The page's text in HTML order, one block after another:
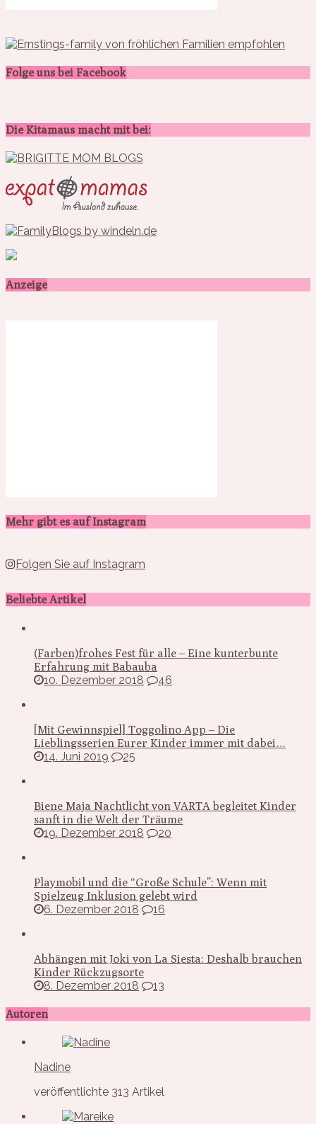
Folge uns bei Facebook
Die Kitamaus macht mit bei:
Anzeige
Mehr gibt es auf Instagram
Folgen Sie auf Instagram
Beliebte Artikel
(Farben)frohes Fest für alle – Eine kunterbunte
Erfahrung mit Babauba
10. Dezember 2018
46
[Mit Gewinnspiel] Toggolino App – Die
Lieblingsserien Eurer Kinder immer mit dabei…
14. Juni 2019
25
Biene Maja Nachtlicht von VARTA begleitet Kinder
sanft in die Welt der Träume
19. Dezember 2018
20
Playmobil und die “Große Schule”: Wenn mit
Spielzeug Inklusion gelebt wird
6. Dezember 2018
16
Abhängen mit Joki von La Siesta: Deshalb brauchen
Kinder Rückzugsorte
8. Dezember 2018
13
Autoren
Nadine
veröffentlichte 313 Artikel